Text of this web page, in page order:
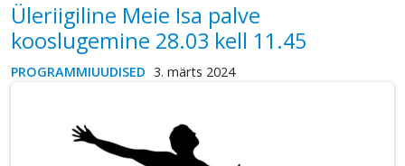
Üleriigiline Meie Isa palve
kooslugemine 28.03 kell 11.45
PROGRAMMIUUDISED 3. märts 2024